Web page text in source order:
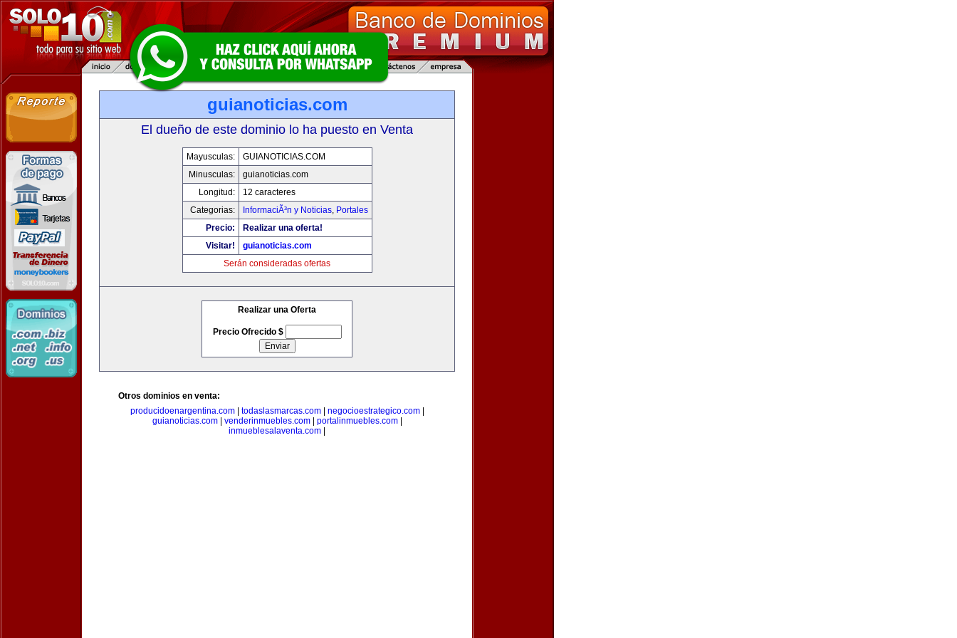
guianoticias.com
El dueño de este dominio lo ha puesto en Venta
Mayusculas:
GUIANOTICIAS.COM
Minusculas:
guianoticias.com
Longitud:
12 caracteres
Categorias:
InformaciÃ³n y Noticias, Portales
Precio:
Realizar una oferta!
Visitar!
guianoticias.com
Serán consideradas ofertas
Realizar una Oferta
Precio Ofrecido $
Otros dominios en venta:
producidoenargentina.com| todaslasmarcas.com| negocioestrategico.com|
guianoticias.com| venderinmuebles.com| portalinmuebles.com|
inmueblesalaventa.com